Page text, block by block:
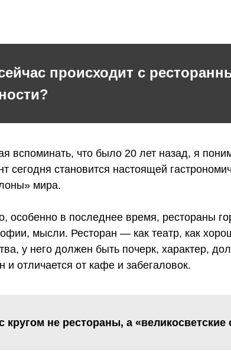
происходит с
вспоминать, что было 20 лет назад, я
сегодня становится настоящей
мира.
особенно в последнее время, рестораны
мысли. Ресторан — как театр, как
у него должен быть почерк, характер,
и отличается от кафе и забегаловок.
кругом не рестораны, а «великосветские